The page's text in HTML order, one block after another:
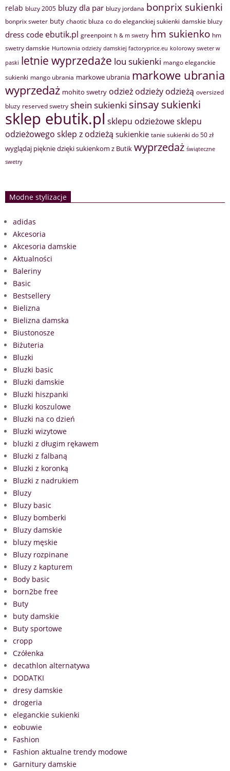
relab bluzy 2005 bluzy dla par bluzy jordana bonprix sukienki
bonprix sweter buty chaotic bluza co do eleganckiej sukienki damskie bluzy
dress code ebutik.pl greenpoint h & m swetry hm sukienko hm
swetry damskie Hurtownia odzieży damskiej factoryprice.eu kolorowy sweter w
paski letnie wyprzedaże lou sukienki mango eleganckie
sukienki mango ubrania markowe ubrania markowe ubrania
wyprzedaż mohito swetry odzież odzieży odzieżą oversized
bluzy reserved swetry shein sukienki sinsay sukienki
sklep ebutik.pl sklepu odzieżowesklepu
odzieżowego sklep z odzieżą sukienkie tanie sukienki do 50 zł
wyglądaj pięknie dzięki sukienkom z Butik wyprzedaż świąteczne
swetry
Modne stylizacje
adidas
Akcesoria
Akcesoria damskie
Aktualności
Baleriny
Basic
Bestsellery
Bielizna
Bielizna damska
Biustonosze
Biżuteria
Bluzki
Bluzki basic
Bluzki damskie
Bluzki hiszpanki
Bluzki koszulowe
Bluzki na co dzień
Bluzki wizytowe
bluzki z długim rękawem
Bluzki z falbaną
Bluzki z koronką
Bluzki z nadrukiem
Bluzy
Bluzy basic
Bluzy bomberki
Bluzy damskie
bluzy męskie
Bluzy rozpinane
Bluzy z kapturem
Body basic
born2be free
Buty
buty damskie
Buty sportowe
cropp
Czółenka
decathlon alternatywa
DODATKI
dresy damskie
drogeria
eleganckie sukienki
eobuwie
Fashion
Fashion aktualne trendy modowe
Garnitury damskie